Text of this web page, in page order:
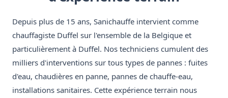
Depuis plus de 15 ans, Sanichauffe intervient comme
chauffagiste Duffel sur l'ensemble de la Belgique et
particulièrement à Duffel. Nos techniciens cumulent des
milliers d'interventions sur tous types de pannes : fuites
d'eau, chaudières en panne, pannes de chauffe-eau,
installations sanitaires. Cette expérience terrain nous